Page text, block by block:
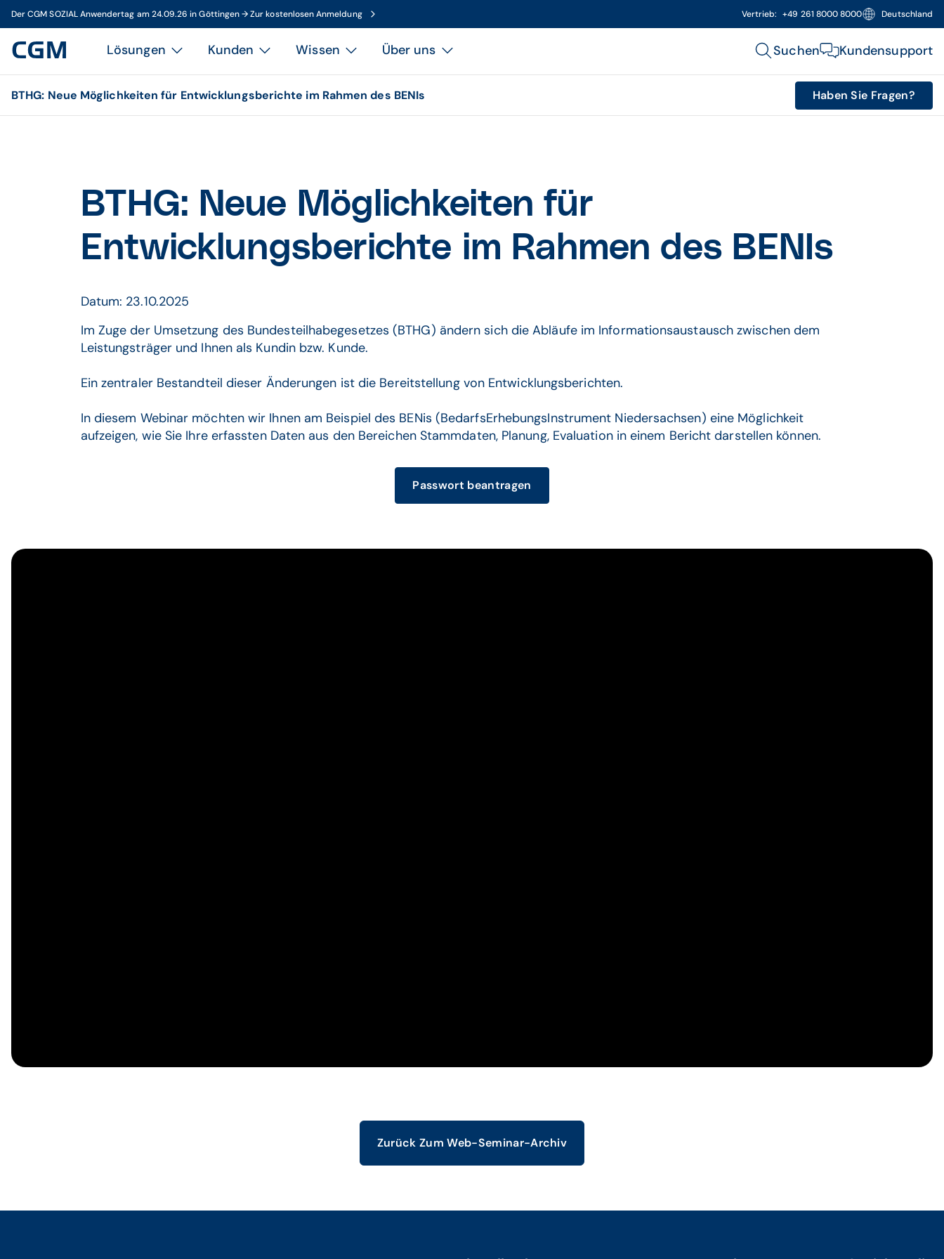
Der CGM SOZIAL Anwendertag am 24.09.26 in Göttingen → Zur kostenlosen Anmeldung Vertrieb: +49 261 8000 8000 Deutschland
Lösungen Kunden Wissen Über uns Suchen Kundensupport
BTHG: Neue Möglichkeiten für Entwicklungsberichte im Rahmen des BENIs Haben Sie Fragen?
BTHG: Neue Möglichkeiten für
Entwicklungsberichte im Rahmen des BENIs
Datum: 23.10.2025
Im Zuge der Umsetzung des Bundesteilhabegesetzes (BTHG) ändern sich die Abläufe im Informationsaustausch zwischen dem
Leistungsträger und Ihnen als Kundin bzw. Kunde.
Ein zentraler Bestandteil dieser Änderungen ist die Bereitstellung von Entwicklungsberichten.
In diesem Webinar möchten wir Ihnen am Beispiel des BENis (BedarfsErhebungsInstrument Niedersachsen) eine Möglichkeit
aufzeigen, wie Sie Ihre erfassten Daten aus den Bereichen Stammdaten, Planung, Evaluation in einem Bericht darstellen können.
Passwort beantragen
Zurück Zum Web-Seminar-Archiv